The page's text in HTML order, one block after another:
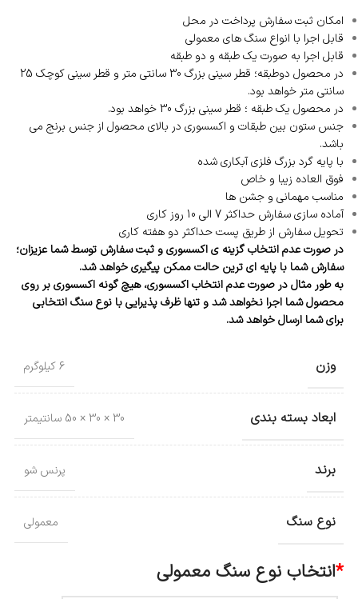
امکان ثبت سفارش پرداخت در محل
قابل اجرا با انواع سنگ های معمولی
قابل اجرا به صورت یک طبقه و دو طبقه
در محصول دوطبقه؛ قطر سینی بزرگ 30 سانتی متر و قطر سینی کوچک 25
سانتی متر خواهد بود.
در محصول یک طبقه ؛ قطر سینی بزرگ 30 خواهد بود.
جنس ستون بین طبقات و اکسسوری در بالای محصول از جنس برنج می
باشد.
با پایه گرد بزرگ فلزی آبکاری شده
فوق العاده زیبا و خاص
مناسب مهمانی و جشن ها
آماده سازی سفارش حداکثر 7 الی 10 روز کاری
تحویل سفارش از طریق پست حداکثر دو هفته کاری
در صورت عدم انتخاب گزینه ی اکسسوری و ثبت سفارش توسط شما عزیزان؛
سفارش شما با پایه ای ترین حالت ممکن پیگیری خواهد شد.
به طور مثال در صورت عدم انتخاب اکسسوری، هیچ گونه اکسسوری بر روی
محصول شما اجرا نخواهد شد و تنها ظرف پذیرایی با نوع سنگ انتخابی
برای شما ارسال خواهد شد.
وزن 6 کیلوگرم
ابعاد بسته بندی 30 × 30 × 50 سانتیمتر
برند پرنس شو
نوع سنگ معمولی
*انتخاب نوع سنگ معمولی